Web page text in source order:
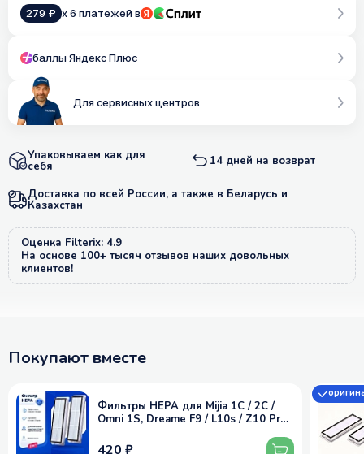
279 ₽ x 6 платежей в
баллы Яндекс Плюс
Для сервисных центров
Упаковываем как для
себя 14 дней на возврат
Доставка по всей России, а также в Беларусь и
Казахстан
Оценка Filterix: 4.9
На основе 100+ тысяч отзывов наших довольных
клиентов!
Покупают вместе
Фильтры HEPA для Mijia 1C / 2C /
Omni 1S, Dreame F9 / L10s / Z10 Pro
420 ₽